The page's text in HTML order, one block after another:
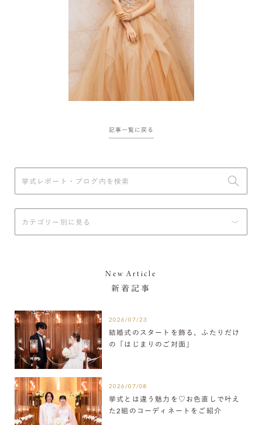
記事一覧に戻る
New Article
新着記事
2026/07/23
結婚式のスタートを飾る、ふたりだけ
の「はじまりのご対面」
2026/07/08
挙式とは違う魅力を♡お色直しで叶え
た2組のコーディネートをご紹介